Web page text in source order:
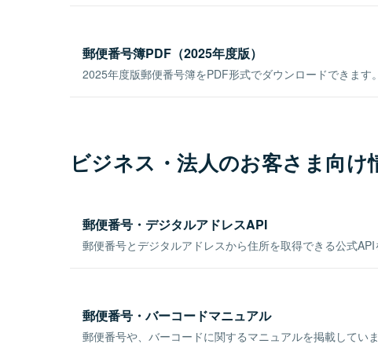
郵便番号簿PDF（2025年度版）
2025年度版郵便番号簿をPDF形式でダウンロードできます。
ビジネス・法人のお客さま向け
郵便番号・デジタルアドレスAPI
郵便番号とデジタルアドレスから住所を取得できる公式API
郵便番号・バーコードマニュアル
郵便番号や、バーコードに関するマニュアルを掲載していま